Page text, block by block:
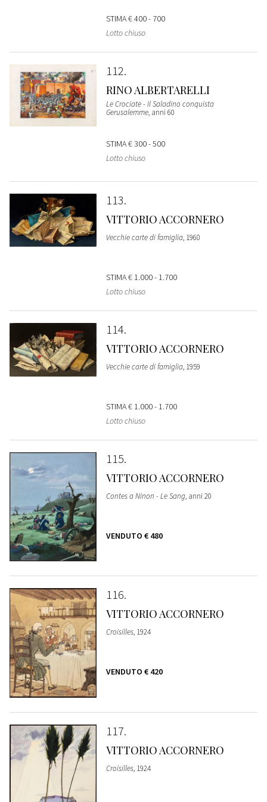
STIMA€ 400 - 700
Lotto chiuso
112
RINO ALBERTARELLI
Le Crociate - Il Saladino conquista
Gerusalemme, anni 60
STIMA€ 300 - 500
Lotto chiuso
113
VITTORIO ACCORNERO
Vecchie carte di famiglia, 1960
STIMA€ 1.000 - 1.700
Lotto chiuso
114
VITTORIO ACCORNERO
Vecchie carte di famiglia, 1959
STIMA€ 1.000 - 1.700
Lotto chiuso
115
VITTORIO ACCORNERO
Contes a Ninon - Le Sang, anni 20
VENDUTO € 480
116
VITTORIO ACCORNERO
Croisilles, 1924
VENDUTO € 420
117
VITTORIO ACCORNERO
Croisilles, 1924